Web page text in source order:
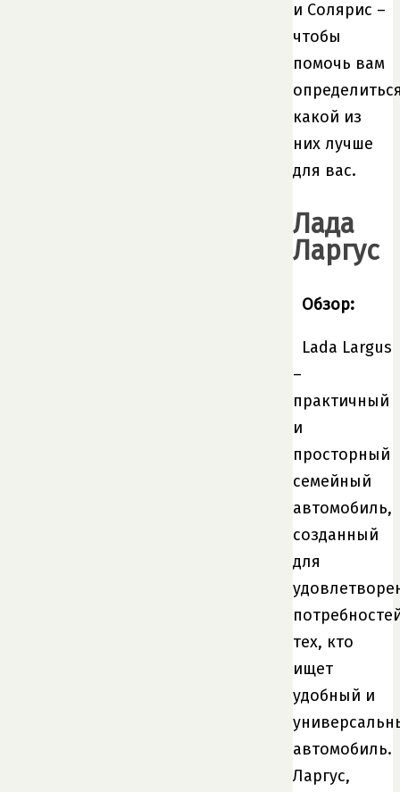
и Солярис –
чтобы
помочь вам
какой из
них лучше
для вас.
Лада
Ларгус
Обзор:
Lada Largus
–
практичный
и
просторный
семейный
автомобиль,
созданный
для
тех, кто
ищет
удобный и
автомобиль.
Ларгус,